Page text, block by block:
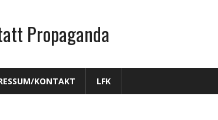
Propaganda
KONTAKT LFK